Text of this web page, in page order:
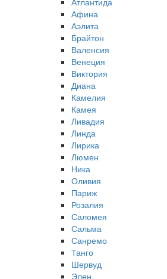
Афина
Аэлита
Брайтон
Валенсия
Венеция
Виктория
Диана
Камелия
Камея
Ливадия
Линда
Лирика
Люмен
Ника
Оливия
Париж
Розалия
Саломея
Сальма
Санремо
Танго
Шервуд
Элен